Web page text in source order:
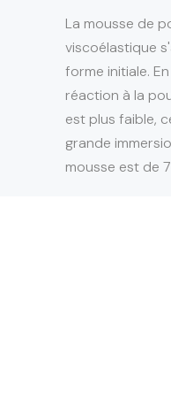
La mousse de
viscoélastique
forme initiale.
réaction à la
est plus faible,
grande
mousse est de